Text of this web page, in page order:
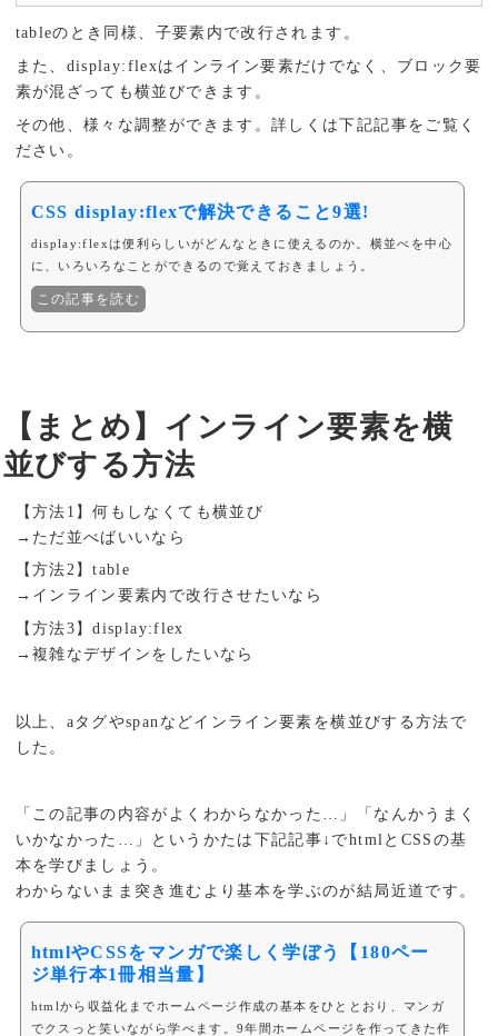
tableのとき同様、子要素内で改行されます。
また、display:flexはインライン要素だけでなく、ブロック要
素が混ざっても横並びできます。
その他、様々な調整ができます。詳しくは下記記事をご覧く
ださい。
CSS display:flexで解決できること9選!
display:flexは便利らしいがどんなときに使えるのか。横並べを中心
に、いろいろなことができるので覚えておきましょう。
この記事を読む
【まとめ】インライン要素を横
並びする方法
【方法1】何もしなくても横並び
→ただ並べばいいなら
【方法2】table
→インライン要素内で改行させたいなら
【方法3】display:flex
→複雑なデザインをしたいなら
以上、aタグやspanなどインライン要素を横並びする方法で
した。
「この記事の内容がよくわからなかった…」「なんかうまく
いかなかった…」というかたは下記記事↓でhtmlとCSSの基
本を学びましょう。
わからないまま突き進むより基本を学ぶのが結局近道です。
htmlやCSSをマンガで楽しく学ぼう【180ペー
ジ単行本1冊相当量】
htmlから収益化までホームページ作成の基本をひととおり、マンガ
でクスっと笑いながら学べます。9年間ホームページを作ってきた作